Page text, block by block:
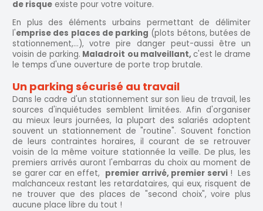
de risque existe pour votre voiture.
En plus des éléments urbains permettant de délimiter
l'emprise des places de parking (plots bétons, butées de
stationnement,...), votre pire danger peut-aussi être un
voisin de parking. Maladroit ou malveillant, c'est le drame
le temps d'une ouverture de porte trop brutale.
Un parking sécurisé au travail
Dans le cadre d'un stationnement sur son lieu de travail, les
sources d'inquiétudes semblent limitées. Afin d'organiser
au mieux leurs journées, la plupart des salariés adoptent
souvent un stationnement de "routine". Souvent fonction
de leurs contraintes horaires, il courant de se retrouver
voisin de la même voiture stationnée la veille. De plus, les
premiers arrivés auront l'embarras du choix au moment de
se garer car en effet, premier arrivé, premier servi! Les
malchanceux restant les retardataires, qui eux, risquent de
ne trouver que des places de "second choix", voire plus
aucune place libre du tout !